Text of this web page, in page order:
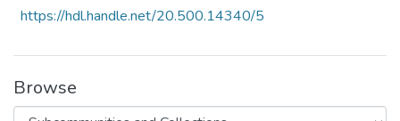
https://hdl.handle.net/20.500.14340/5
Browse